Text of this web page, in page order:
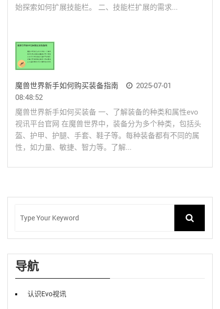
始探索如何扩展技能栏。 二、技能栏扩展的需求...
魔兽世界新手如何购买装备指南
2025-07-01
08:48:52
魔兽世界新手如何买装备 一、了解装备的种类和属性evo
视讯平台官网 在魔兽世界中，装备分为多个种类，包括头
盔、护甲、护腿、手套、鞋子等。每种装备都有不同的属
性，如力量、敏捷、智力等。了解...
导航
认识Evo视讯